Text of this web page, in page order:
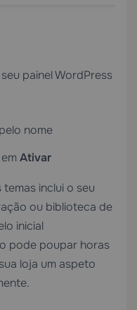
painel WordPress
nome
Ativar
inclui o seu
ou biblioteca de
inicial
pode poupar horas
loja um aspeto